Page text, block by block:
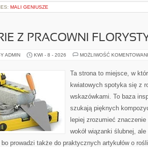
MALI GENIUSZE
Z PRACOWNI
ADMIN KWI - 8 - 2026 MOŻLIWOŚĆ
Ta strona to miejsce, w
kwiatowych spotyka się z
wskazówkami. To baza
szukają pięknych
lepiej zrozumieć
wokół wiązanki ślubnej,
prowadzi także do praktycznych artykułów o